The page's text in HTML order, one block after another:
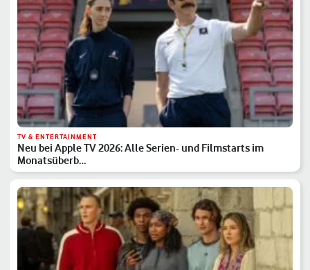
TV & ENTERTAINMENT
Neu bei Apple TV 2026: Alle Serien- und Filmstarts im
Monatsüberb…